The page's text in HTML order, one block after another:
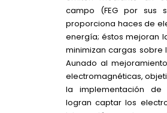
campo (FEG por sus
proporciona haces de
energía; éstos mejoran
minimizan cargas sobre
Aunado al
electromagnéticas,
la implementación de
logran captar los